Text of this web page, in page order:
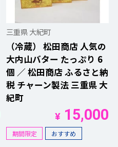
三重県 大紀町
（冷蔵） 松田商店 人気の
大内山バター たっぷり 6
個 ／ 松田商店 ふるさと納
税 チャーン製法 三重県 大
紀町
¥15,000
期間限定 おすすめ